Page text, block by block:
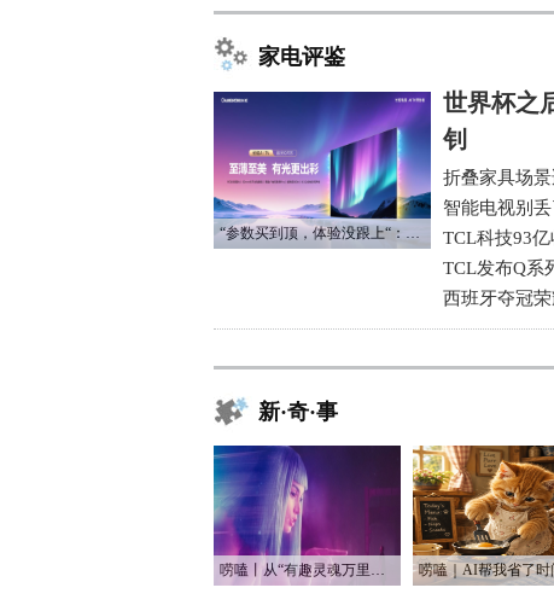
家电评鉴
“参数买到顶，体验没跟上“：长虹追光Q70S给高端电视打了个样
世界杯之
钊
折叠家具场
智能电视别
TCL科技93
TCL发布Q系
西班牙夺冠
新·奇·事
唠嗑丨从“有趣灵魂万里挑一”到“赛博恋人一键定制”